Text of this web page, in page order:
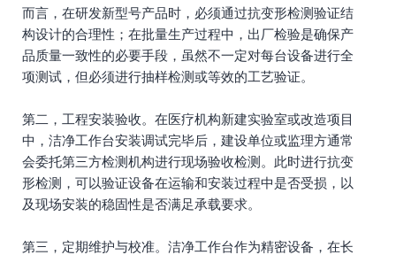
而言，在研发新型号产品时，必须通过抗变形检测验证结
构设计的合理性；在批量生产过程中，出厂检验是确保产
品质量一致性的必要手段，虽然不一定对每台设备进行全
项测试，但必须进行抽样检测或等效的工艺验证。
第二，工程安装验收。在医疗机构新建实验室或改造项目
中，洁净工作台安装调试完毕后，建设单位或监理方通常
会委托第三方检测机构进行现场验收检测。此时进行抗变
形检测，可以验证设备在运输和安装过程中是否受损，以
及现场安装的稳固性是否满足承载要求。
第三，定期维护与校准。洁净工作台作为精密设备，在长